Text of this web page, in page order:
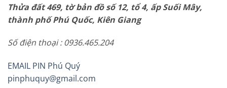
Thửa đất 469, tờ bản đồ số 12, tổ 4, ấp Suối Mây,
thành phố Phú Quốc, Kiên Giang
Số điện thoại : 0936.465.204
EMAIL PIN Phú Quý
pinphuquy@gmail.com